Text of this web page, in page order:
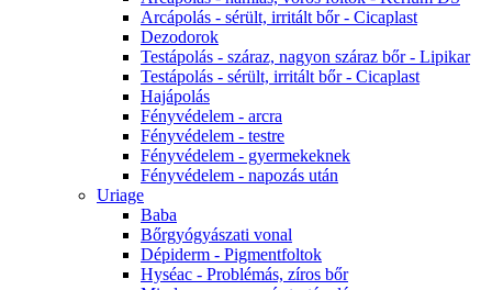
Arcápolás - sérült, irritált bőr - Cicaplast
Dezodorok
Testápolás - száraz, nagyon száraz bőr - Lipikar
Testápolás - sérült, irritált bőr - Cicaplast
Hajápolás
Fényvédelem - arcra
Fényvédelem - testre
Fényvédelem - gyermekeknek
Fényvédelem - napozás után
Uriage
Baba
Bőrgyógyászati vonal
Dépiderm - Pigmentfoltok
Hyséac - Problémás, zíros bőr